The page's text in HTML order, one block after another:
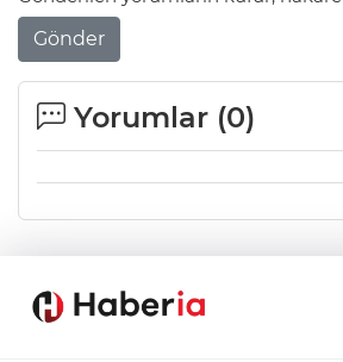
Gönder
Yorumlar (0)